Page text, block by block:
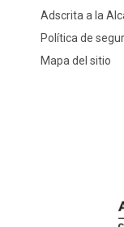
Adscrita a la
Política de
Mapa del sitio